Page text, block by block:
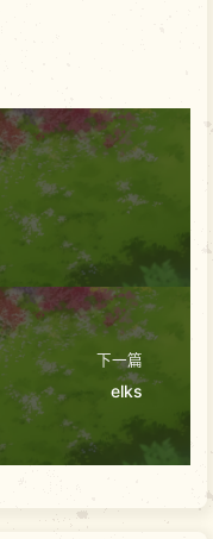
下一篇
elks